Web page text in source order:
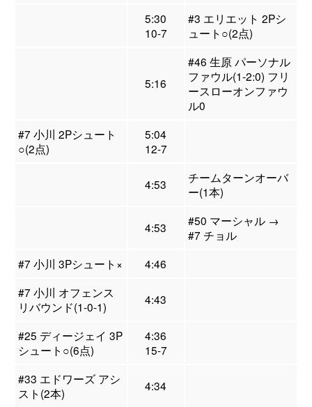
5:30
10-7
#3 エリエット 2Pシ
ュート○(2点)
5:16
#46 生原 パーソナル
ファウル(1-2:0) フリ
ースローオンファウ
ル0
#7 小川 2Pシュート
○(2点)
5:04
12-7
4:53
チームターンオーバ
ー(1本)
4:53
#50 マーシャル →
#7 チョル
#7 小川 3Pシュート×
4:46
#7 小川 オフェンス
リバウンド(1-0-1)
4:43
#25 ディージェイ 3P
シュート○(6点)
4:36
15-7
#33 エドワーズ アシ
スト(2本)
4:34